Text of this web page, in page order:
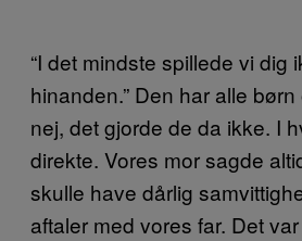
“I det mindste spillede vi dig
hinanden.” Den har alle
nej, det gjorde de da ikke. I
direkte. Vores mor sagde
skulle have dårlig
aftaler med vores far. Det